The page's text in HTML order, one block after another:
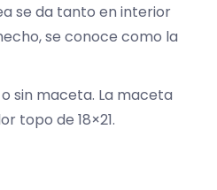
se da tanto en interior
se conoce como la
sin maceta. La maceta
topo de 18×21.